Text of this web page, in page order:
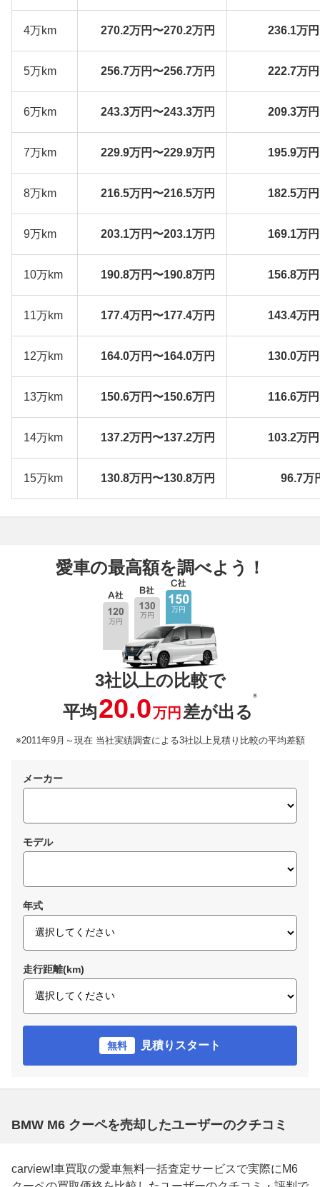
4万km 270.2万円〜270.2万円 236.1万
5万km 256.7万円〜256.7万円 222.7万
6万km 243.3万円〜243.3万円 209.3万
7万km 229.9万円〜229.9万円 195.9万
8万km 216.5万円〜216.5万円 182.5万
9万km 203.1万円〜203.1万円 169.1万
10万km 190.8万円〜190.8万円 156.8万
11万km 177.4万円〜177.4万円 143.4万
12万km 164.0万円〜164.0万円 130.0万
13万km 150.6万円〜150.6万円 116.6万
14万km 137.2万円〜137.2万円 103.2万
15万km 130.8万円〜130.8万円 96.7万
愛車の最高額を調べよう！
3社以上の比較で
平均20.0万円 差が出る
※
※2011年9月～現在 当社実績調査による3社以上見積り比較の平均差額
メーカー
モデル
年式
走行距離(km)
無料 見積りスタート
BMW M6 クーペを売却したユーザーのクチコミ
carview!車買取の愛車無料一括査定サービスで実際にM6